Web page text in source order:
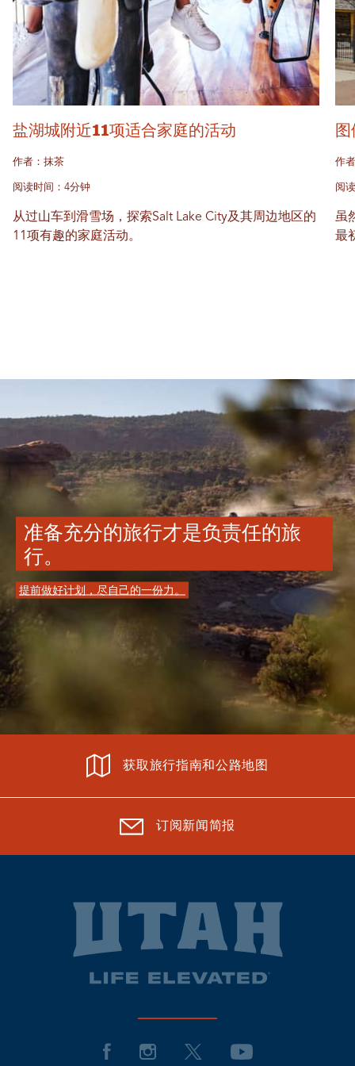
盐湖城附近11项适合家庭的活动
作者：抹茶
阅读时间：4分钟
从过山车到滑雪场，探索Salt Lake City及其周边地区的
11项有趣的家庭活动。
作
阅
虽
最
准备充分的旅行才是负责任的旅
行。
提前做好计划，尽自己的一份力。
获取旅行指南和公路地图
订阅新闻简报